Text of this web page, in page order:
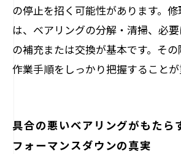
の停止を招く可能性があります。
は、ベアリングの分解・清掃、必
の補充または交換が基本です。そ
作業手順をしっかり把握することが
具合の悪いベアリングがもたら
フォーマンスダウンの真実